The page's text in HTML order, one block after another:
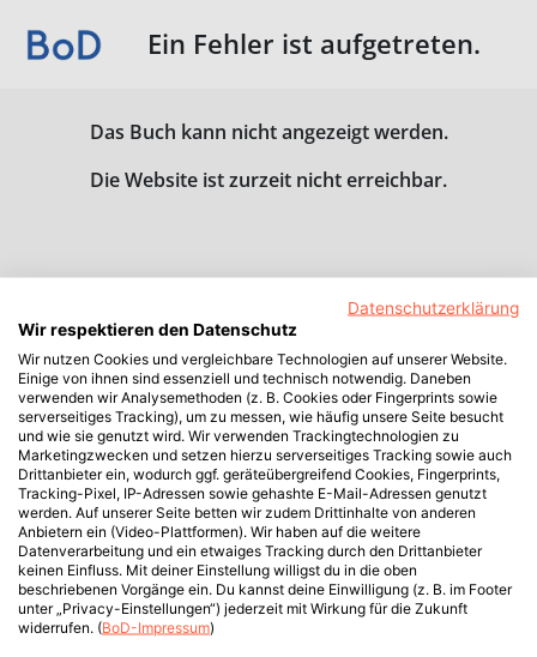
Ein Fehler ist aufgetreten.
Das Buch kann nicht angezeigt werden.
Die Website ist zurzeit nicht erreichbar.
Datenschutzerklärung
Wir respektieren den Datenschutz
Wir nutzen Cookies und vergleichbare Technologien auf unserer Website.
Einige von ihnen sind essenziell und technisch notwendig. Daneben
verwenden wir Analysemethoden (z. B. Cookies oder Fingerprints sowie
serverseitiges Tracking), um zu messen, wie häufig unsere Seite besucht
und wie sie genutzt wird. Wir verwenden Trackingtechnologien zu
Marketingzwecken und setzen hierzu serverseitiges Tracking sowie auch
Drittanbieter ein, wodurch ggf. geräteübergreifend Cookies, Fingerprints,
Tracking-Pixel, IP-Adressen sowie gehashte E-Mail-Adressen genutzt
werden. Auf unserer Seite betten wir zudem Drittinhalte von anderen
Anbietern ein (Video-Plattformen). Wir haben auf die weitere
Datenverarbeitung und ein etwaiges Tracking durch den Drittanbieter
keinen Einfluss. Mit deiner Einstellung willigst du in die oben
beschriebenen Vorgänge ein. Du kannst deine Einwilligung (z. B. im Footer
unter „Privacy-Einstellungen“) jederzeit mit Wirkung für die Zukunft
widerrufen. (BoD-Impressum)